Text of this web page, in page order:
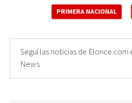
PRIMERA NACIONAL
Seguí las noticias de Elonce.com
News